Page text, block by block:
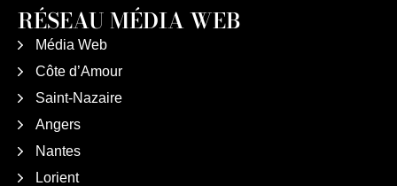
RÉSEAU MÉDIA WEB
Média Web
Côte d’Amour
Saint-Nazaire
Angers
Nantes
Lorient